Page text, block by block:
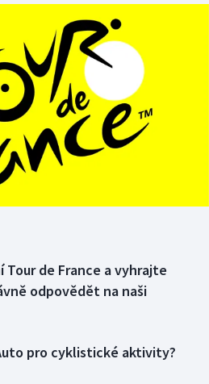
de France a vyhrajte
odpovědět na naši
pro cyklistické aktivity?